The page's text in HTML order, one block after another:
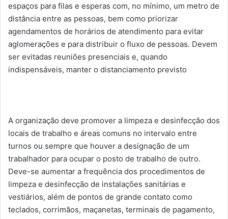
espaços para filas e esperas com, no mínimo, um metro de
distância entre as pessoas, bem como priorizar
agendamentos de horários de atendimento para evitar
aglomerações e para distribuir o fluxo de pessoas. Devem
ser evitadas reuniões presenciais e, quando
indispensáveis, manter o distanciamento previsto
A organização deve promover a limpeza e desinfecção dos
locais de trabalho e áreas comuns no intervalo entre
turnos ou sempre que houver a designação de um
trabalhador para ocupar o posto de trabalho de outro.
Deve-se aumentar a frequência dos procedimentos de
limpeza e desinfecção de instalações sanitárias e
vestiários, além de pontos de grande contato como
teclados, corrimãos, maçanetas, terminais de pagamento,